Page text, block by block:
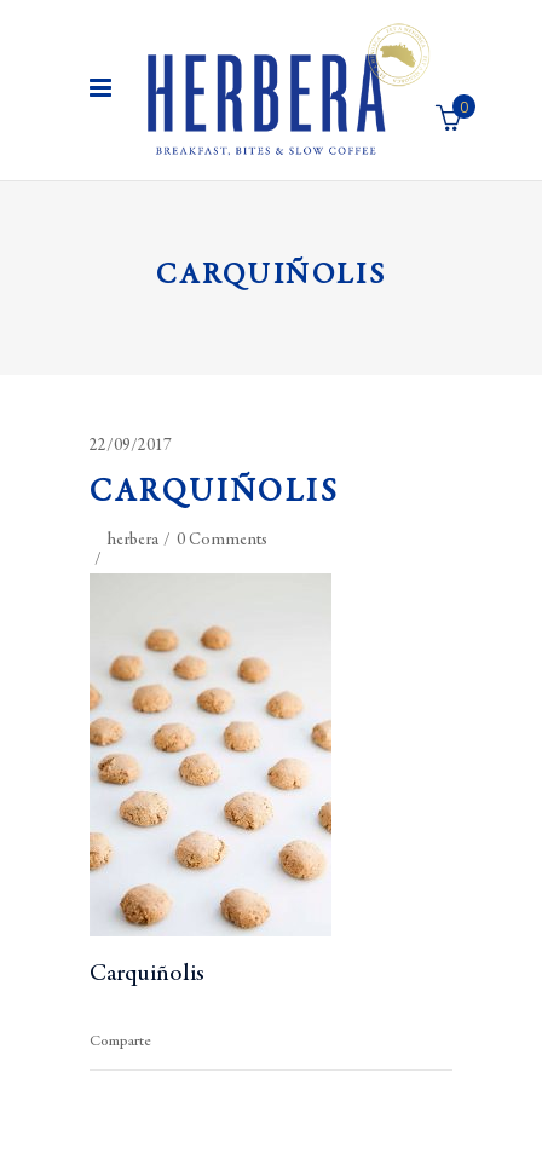
0
CARQUIÑOLIS
22/09/2017
CARQUIÑOLIS
herbera 0 Comments
Carquiñolis
Comparte